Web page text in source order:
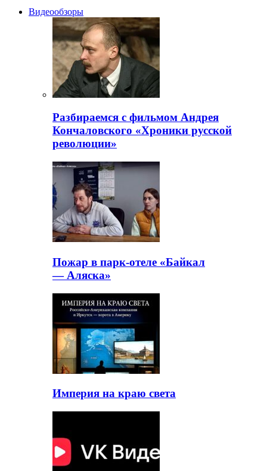
Видеообзоры
Разбираемся с фильмом Андрея
Кончаловского «Хроники русской
революции»
Пожар в парк-отеле «Байкал
— Аляска»
Империя на краю света